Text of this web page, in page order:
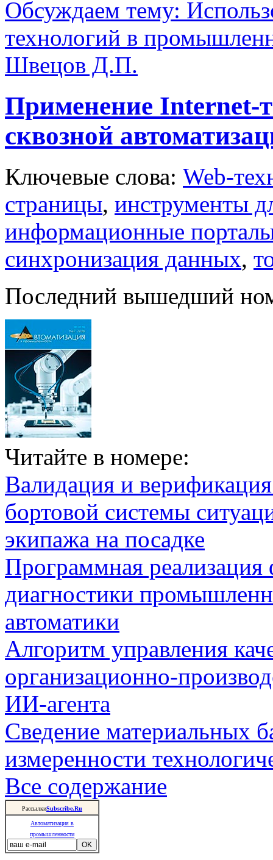
Обсуждаем тему:
технологий в
Швецов Д.П.
Применение Internet-
сквозной
Ключевые слова: Web-
страницы, инструменты
информационные
синхронизация данных,
Последний вышедший
Читайте в номере:
Валидация и
бортовой системы
экипажа на посадке
Программная
диагностики
автоматики
Алгоритм управления
организационно-
ИИ-агента
Сведение материальных
измеренности
Все содержание
РассылкиSubscribe.Ru
Автоматизация в
промышленности